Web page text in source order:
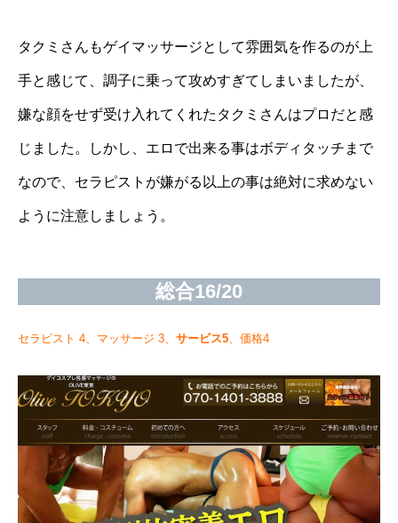
タクミさんもゲイマッサージとして雰囲気を作るのが上
手と感じて、調子に乗って攻めすぎてしまいましたが、
嫌な顔をせず受け入れてくれたタクミさんはプロだと感
じました。しかし、エロで出来る事はボディタッチまで
なので、セラピストが嫌がる以上の事は絶対に求めない
ように注意しましょう。
総合16/20
セラピスト 4、マッサージ 3、 サービス5 、価格4